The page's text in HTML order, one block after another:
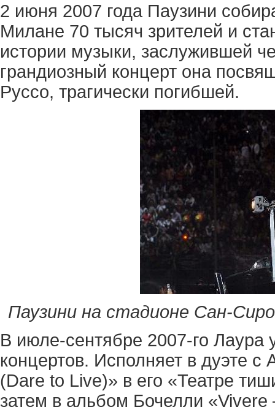
2 июня 2007 года Паузини
Милане 70 тысяч зрителей и
истории музыки, заслужившей
грандиозный концерт она
Руссо, трагически погибшей.
Паузини на стадионе Сан-
В июле-сентябре 2007-го Лаура
концертов. Исполняет в дуэте
(Dare to Live)» в его «Театре
затем в альбом Бочелли